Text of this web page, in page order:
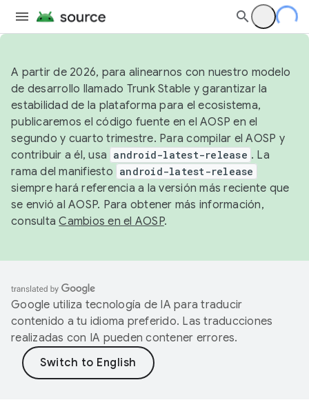
A partir de 2026, para alinearnos con nuestro modelo
de desarrollo llamado Trunk Stable y garantizar la
estabilidad de la plataforma para el ecosistema,
publicaremos el código fuente en el AOSP en el
segundo y cuarto trimestre. Para compilar el AOSP y
contribuir a él, usa android-latest-release . La
rama del manifiesto android-latest-release
siempre hará referencia a la versión más reciente que
se envió al AOSP. Para obtener más información,
consultaCambios en el AOSP.
Google utiliza tecnología de IA para traducir
contenido a tu idioma preferido. Las traducciones
realizadas con IA pueden contener errores.